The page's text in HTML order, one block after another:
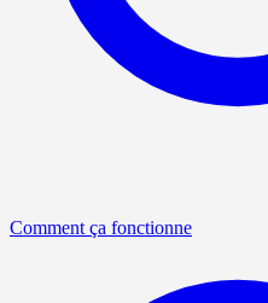
Comment ça fonctionne